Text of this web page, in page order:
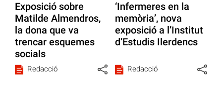
Exposició sobre
Matilde Almendros,
la dona que va
trencar esquemes
socials
Redacció
‘Infermeres en la
memòria’, nova
exposició a l’Institut
d’Estudis Ilerdencs
Redacció